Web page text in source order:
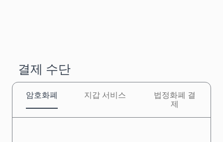
결제 수단
암호화폐 지갑 서비스
법정화폐 결
제